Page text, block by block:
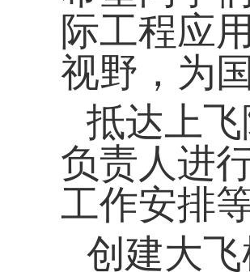
际工程应
视野，为
抵达上
负责人进
工作安排
创建大